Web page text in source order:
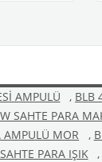
AMPULÜ , BLB
SAHTE PARA
AMPULÜ MOR ,
PARA IŞIK ,